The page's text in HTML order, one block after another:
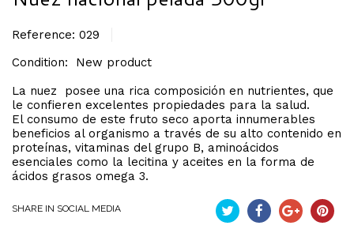
Reference: 029
Condition:
New product
La nuez
posee una rica composición en nutrientes, que
le confieren excelentes propiedades para la salud.
El consumo de este fruto seco aporta innumerables
beneficios al organismo a través de su alto contenido en
proteínas, vitaminas del grupo B, aminoácidos
esenciales como la lecitina y aceites en la forma de
ácidos grasos omega 3.
SHARE IN SOCIAL MEDIA